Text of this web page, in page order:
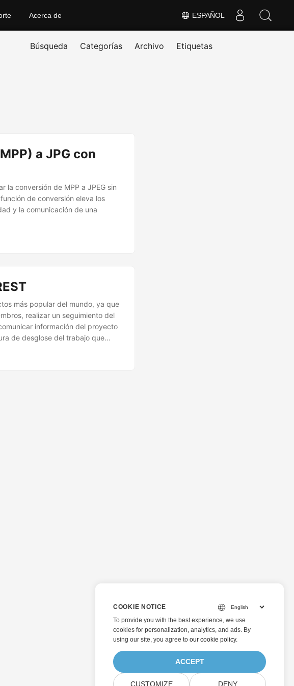
ESPAÑOL
Acerca de
Búsqueda Categorías Archivo Etiquetas
a JPG con
la conversión de MPP a JPEG sin
de conversión eleva los
y la comunicación de una
más popular del mundo, ya que
realizar un seguimiento del
información del proyecto
de desglose del trabajo que
específicos del equipo.
COOKIE NOTICE
To provide you with the best experience, we use
cookies for personalization, analytics, and ads. By
using our site, you agree to our cookie policy.
ACCEPT
CUSTOMIZE DENY